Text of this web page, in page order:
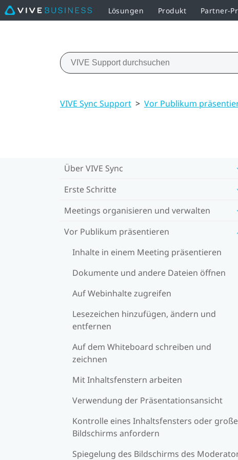
Lösungen Produkt Partner-
VIVE Sync Support > Vor Publikum
Über VIVE Sync
Erste Schritte
Meetings organisieren und verwalten
Vor Publikum präsentieren
Inhalte in einem Meeting präsentieren
Dokumente und andere Dateien öffnen
Auf Webinhalte zugreifen
Lesezeichen hinzufügen, ändern und
entfernen
Auf dem Whiteboard schreiben und
zeichnen
Mit Inhaltsfenstern arbeiten
Verwendung der Präsentationsansicht
Kontrolle eines Inhaltsfensters oder
Bildschirms anfordern
Spiegelung des Bildschirms des